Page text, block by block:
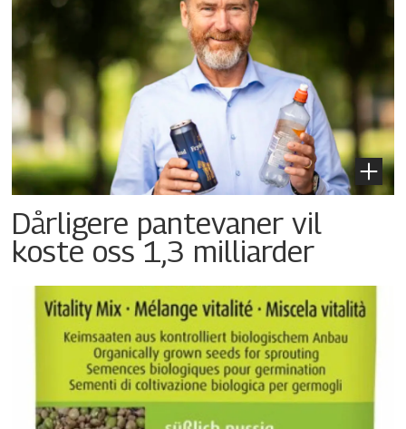
Dårligere pantevaner vil
koste oss 1,3 milliarder